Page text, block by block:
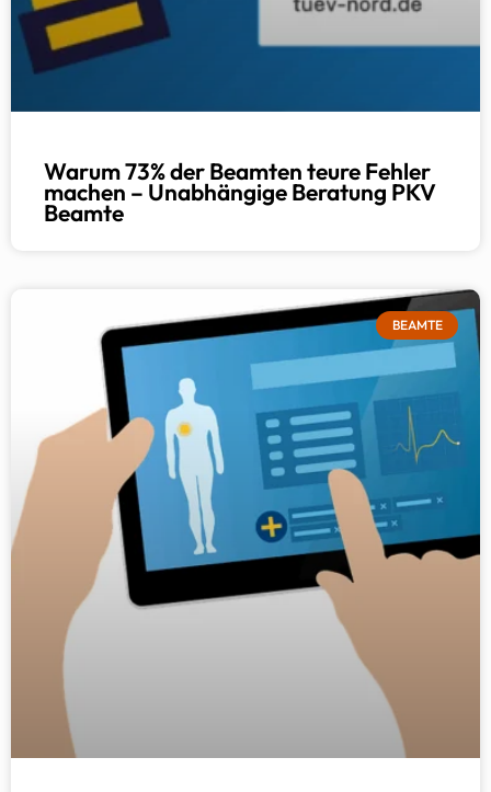
Warum 73% der Beamten teure Fehler
machen – Unabhängige Beratung PKV
Beamte
BEAMTE